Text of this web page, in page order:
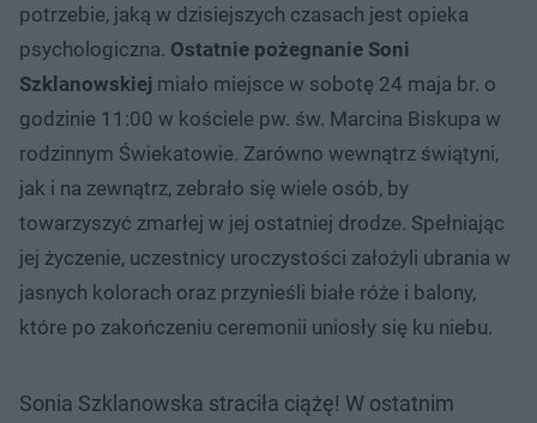
potrzebie, jaką w dzisiejszych czasach jest opieka
psychologiczna. Ostatnie pożegnanie Soni
Szklanowskiej miało miejsce w sobotę 24 maja br. o
godzinie 11:00 w kościele pw. św. Marcina Biskupa w
rodzinnym Świekatowie. Zarówno wewnątrz świątyni,
jak i na zewnątrz, zebrało się wiele osób, by
towarzyszyć zmarłej w jej ostatniej drodze. Spełniając
jej życzenie, uczestnicy uroczystości założyli ubrania w
jasnych kolorach oraz przynieśli białe róże i balony,
które po zakończeniu ceremonii uniosły się ku niebu.
Sonia Szklanowska straciła ciążę! W ostatnim